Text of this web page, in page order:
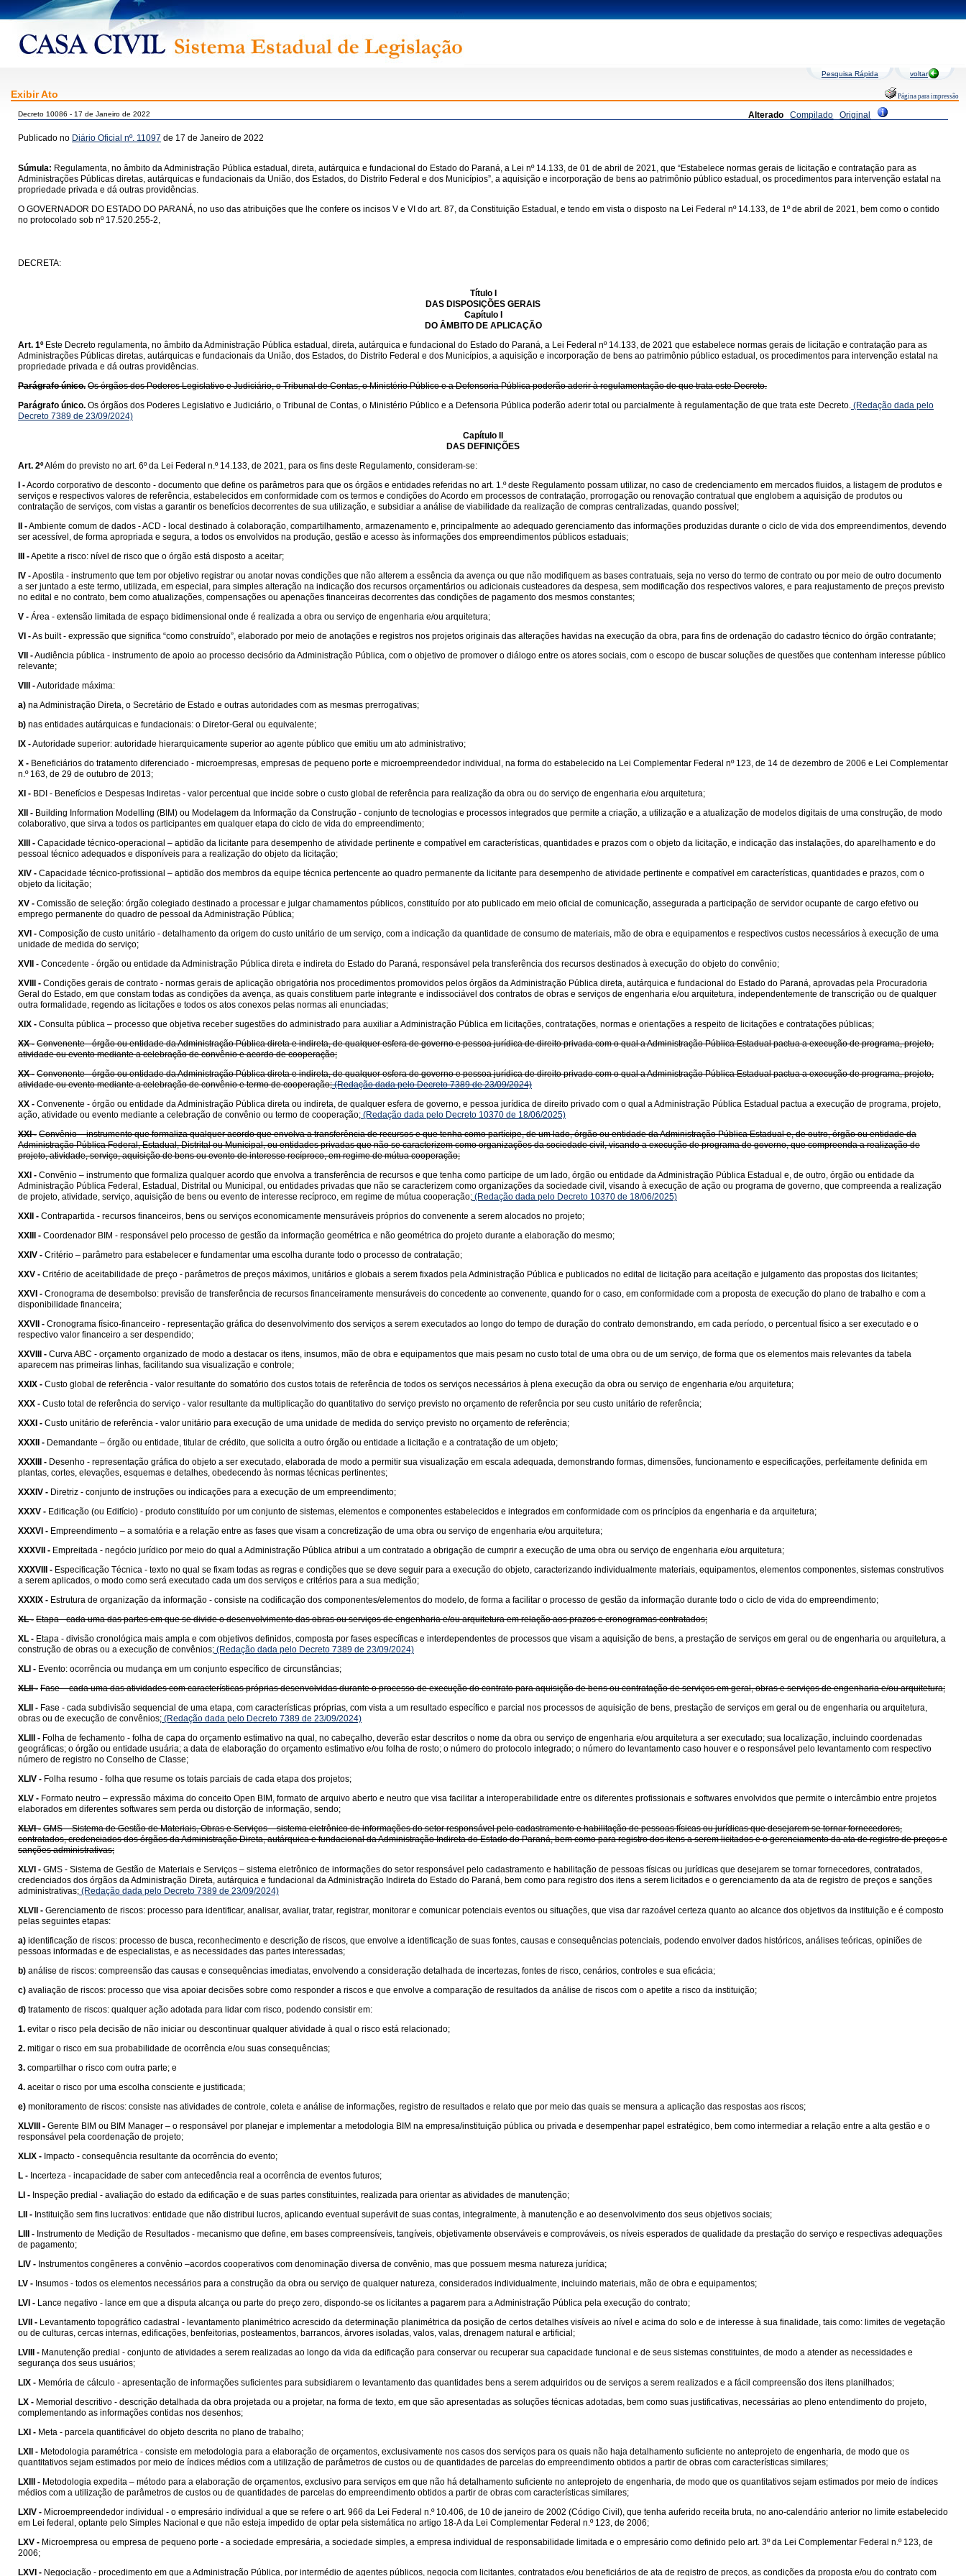
Pesquisa Rápida voltar
Exibir Ato Página para impressão
Alterado Compilado Original
Decreto 10086 - 17 de Janeiro de 2022
Publicado no Diário Oficial nº. 11097 de 17 de Janeiro de 2022
Súmula: Regulamenta, no âmbito da Administração Pública estadual, direta, autárquica e fundacional do Estado do Paraná, a Lei nº 14.133, de 01 de abril de 2021, que “Estabelece normas gerais de licitação e contratação para as
Administrações Públicas diretas, autárquicas e fundacionais da União, dos Estados, do Distrito Federal e dos Municípios”, a aquisição e incorporação de bens ao patrimônio público estadual, os procedimentos para intervenção estatal na
propriedade privada e dá outras providências.
O GOVERNADOR DO ESTADO DO PARANÁ, no uso das atribuições que lhe confere os incisos V e VI do art. 87, da Constituição Estadual, e tendo em vista o disposto na Lei Federal nº 14.133, de 1º de abril de 2021, bem como o contido
no protocolado sob nº 17.520.255-2,
DECRETA:
Título I
DAS DISPOSIÇÕES GERAIS
Capítulo I
DO ÂMBITO DE APLICAÇÃO
Art. 1º Este Decreto regulamenta, no âmbito da Administração Pública estadual, direta, autárquica e fundacional do Estado do Paraná, a Lei Federal nº 14.133, de 2021 que estabelece normas gerais de licitação e contratação para as
Administrações Públicas diretas, autárquicas e fundacionais da União, dos Estados, do Distrito Federal e dos Municípios, a aquisição e incorporação de bens ao patrimônio público estadual, os procedimentos para intervenção estatal na
propriedade privada e dá outras providências.
Parágrafo único. Os órgãos dos Poderes Legislativo e Judiciário, o Tribunal de Contas, o Ministério Público e a Defensoria Pública poderão aderir à regulamentação de que trata este Decreto.
Parágrafo único. Os órgãos dos Poderes Legislativo e Judiciário, o Tribunal de Contas, o Ministério Público e a Defensoria Pública poderão aderir total ou parcialmente à regulamentação de que trata este Decreto. (Redação dada pelo
Decreto 7389 de 23/09/2024)
Capítulo II
DAS DEFINIÇÕES
Art. 2ºAlém do previsto no art. 6º da Lei Federal n.º 14.133, de 2021, para os fins deste Regulamento, consideram-se:
I -Acordo corporativo de desconto - documento que define os parâmetros para que os órgãos e entidades referidas no art. 1.º deste Regulamento possam utilizar, no caso de credenciamento em mercados fluidos, a listagem de produtos e
serviços e respectivos valores de referência, estabelecidos em conformidade com os termos e condições do Acordo em processos de contratação, prorrogação ou renovação contratual que englobem a aquisição de produtos ou
contratação de serviços, com vistas a garantir os benefícios decorrentes de sua utilização, e subsidiar a análise de viabilidade da realização de compras centralizadas, quando possível;
II -Ambiente comum de dados - ACD - local destinado à colaboração, compartilhamento, armazenamento e, principalmente ao adequado gerenciamento das informações produzidas durante o ciclo de vida dos empreendimentos, devendo
ser acessível, de forma apropriada e segura, a todos os envolvidos na produção, gestão e acesso às informações dos empreendimentos públicos estaduais;
III -Apetite a risco: nível de risco que o órgão está disposto a aceitar;
IV -Apostila - instrumento que tem por objetivo registrar ou anotar novas condições que não alterem a essência da avença ou que não modifiquem as bases contratuais, seja no verso do termo de contrato ou por meio de outro documento
a ser juntado a este termo, utilizada, em especial, para simples alteração na indicação dos recursos orçamentários ou adicionais custeadores da despesa, sem modificação dos respectivos valores, e para reajustamento de preços previsto
no edital e no contrato, bem como atualizações, compensações ou apenações financeiras decorrentes das condições de pagamento dos mesmos constantes;
V - Área - extensão limitada de espaço bidimensional onde é realizada a obra ou serviço de engenharia e/ou arquitetura;
VI -As built - expressão que significa “como construído”, elaborado por meio de anotações e registros nos projetos originais das alterações havidas na execução da obra, para fins de ordenação do cadastro técnico do órgão contratante;
VII -Audiência pública - instrumento de apoio ao processo decisório da Administração Pública, com o objetivo de promover o diálogo entre os atores sociais, com o escopo de buscar soluções de questões que contenham interesse público
relevante;
VIII -Autoridade máxima:
a) na Administração Direta, o Secretário de Estado e outras autoridades com as mesmas prerrogativas;
b) nas entidades autárquicas e fundacionais: o Diretor-Geral ou equivalente;
IX -Autoridade superior: autoridade hierarquicamente superior ao agente público que emitiu um ato administrativo;
X - Beneficiários do tratamento diferenciado - microempresas, empresas de pequeno porte e microempreendedor individual, na forma do estabelecido na Lei Complementar Federal nº 123, de 14 de dezembro de 2006 e Lei Complementar
n.º 163, de 29 de outubro de 2013;
XI - BDI - Benefícios e Despesas Indiretas - valor percentual que incide sobre o custo global de referência para realização da obra ou do serviço de engenharia e/ou arquitetura;
XII - Building Information Modelling (BIM) ou Modelagem da Informação da Construção - conjunto de tecnologias e processos integrados que permite a criação, a utilização e a atualização de modelos digitais de uma construção, de modo
colaborativo, que sirva a todos os participantes em qualquer etapa do ciclo de vida do empreendimento;
XIII - Capacidade técnico-operacional – aptidão da licitante para desempenho de atividade pertinente e compatível em características, quantidades e prazos com o objeto da licitação, e indicação das instalações, do aparelhamento e do
pessoal técnico adequados e disponíveis para a realização do objeto da licitação;
XIV - Capacidade técnico-profissional – aptidão dos membros da equipe técnica pertencente ao quadro permanente da licitante para desempenho de atividade pertinente e compatível em características, quantidades e prazos, com o
objeto da licitação;
XV - Comissão de seleção: órgão colegiado destinado a processar e julgar chamamentos públicos, constituído por ato publicado em meio oficial de comunicação, assegurada a participação de servidor ocupante de cargo efetivo ou
emprego permanente do quadro de pessoal da Administração Pública;
XVI - Composição de custo unitário - detalhamento da origem do custo unitário de um serviço, com a indicação da quantidade de consumo de materiais, mão de obra e equipamentos e respectivos custos necessários à execução de uma
unidade de medida do serviço;
XVII - Concedente - órgão ou entidade da Administração Pública direta e indireta do Estado do Paraná, responsável pela transferência dos recursos destinados à execução do objeto do convênio;
XVIII - Condições gerais de contrato - normas gerais de aplicação obrigatória nos procedimentos promovidos pelos órgãos da Administração Pública direta, autárquica e fundacional do Estado do Paraná, aprovadas pela Procuradoria
Geral do Estado, em que constam todas as condições da avença, as quais constituem parte integrante e indissociável dos contratos de obras e serviços de engenharia e/ou arquitetura, independentemente de transcrição ou de qualquer
outra formalidade, regendo as licitações e todos os atos conexos pelas normas ali enunciadas;
XIX - Consulta pública – processo que objetiva receber sugestões do administrado para auxiliar a Administração Pública em licitações, contratações, normas e orientações a respeito de licitações e contratações públicas;
XX - Convenente - órgão ou entidade da Administração Pública direta e indireta, de qualquer esfera de governo e pessoa jurídica de direito privada com o qual a Administração Pública Estadual pactua a execução de programa, projeto,
atividade ou evento mediante a celebração de convênio e acordo de cooperação;
XX - Convenente - órgão ou entidade da Administração Pública direta e indireta, de qualquer esfera de governo e pessoa jurídica de direito privado com o qual a Administração Pública Estadual pactua a execução de programa, projeto,
atividade ou evento mediante a celebração de convênio e termo de cooperação;(Redação dada pelo Decreto 7389 de 23/09/2024)
XX - Convenente - órgão ou entidade da Administração Pública direta ou indireta, de qualquer esfera de governo, e pessoa jurídica de direito privado com o qual a Administração Pública Estadual pactua a execução de programa, projeto,
ação, atividade ou evento mediante a celebração de convênio ou termo de cooperação; (Redação dada pelo Decreto 10370 de 18/06/2025)
XXI - Convênio – instrumento que formaliza qualquer acordo que envolva a transferência de recursos e que tenha como partícipe, de um lado, órgão ou entidade da Administração Pública Estadual e, de outro, órgão ou entidade da
Administração Pública Federal, Estadual, Distrital ou Municipal, ou entidades privadas que não se caracterizem como organizações da sociedade civil, visando a execução de programa de governo, que compreenda a realização de
projeto, atividade, serviço, aquisição de bens ou evento de interesse recíproco, em regime de mútua cooperação;
XXI - Convênio – instrumento que formaliza qualquer acordo que envolva a transferência de recursos e que tenha como partícipe de um lado, órgão ou entidade da Administração Pública Estadual e, de outro, órgão ou entidade da
Administração Pública Federal, Estadual, Distrital ou Municipal, ou entidades privadas que não se caracterizem como organizações da sociedade civil, visando à execução de ação ou programa de governo, que compreenda a realização
de projeto, atividade, serviço, aquisição de bens ou evento de interesse recíproco, em regime de mútua cooperação; (Redação dada pelo Decreto 10370 de 18/06/2025)
XXII - Contrapartida - recursos financeiros, bens ou serviços economicamente mensuráveis próprios do convenente a serem alocados no projeto;
XXIII - Coordenador BIM - responsável pelo processo de gestão da informação geométrica e não geométrica do projeto durante a elaboração do mesmo;
XXIV - Critério – parâmetro para estabelecer e fundamentar uma escolha durante todo o processo de contratação;
XXV - Critério de aceitabilidade de preço - parâmetros de preços máximos, unitários e globais a serem fixados pela Administração Pública e publicados no edital de licitação para aceitação e julgamento das propostas dos licitantes;
XXVI - Cronograma de desembolso: previsão de transferência de recursos financeiramente mensuráveis do concedente ao convenente, quando for o caso, em conformidade com a proposta de execução do plano de trabalho e com a
disponibilidade financeira;
XXVII - Cronograma físico-financeiro - representação gráfica do desenvolvimento dos serviços a serem executados ao longo do tempo de duração do contrato demonstrando, em cada período, o percentual físico a ser executado e o
respectivo valor financeiro a ser despendido;
XXVIII - Curva ABC - orçamento organizado de modo a destacar os itens, insumos, mão de obra e equipamentos que mais pesam no custo total de uma obra ou de um serviço, de forma que os elementos mais relevantes da tabela
aparecem nas primeiras linhas, facilitando sua visualização e controle;
XXIX - Custo global de referência - valor resultante do somatório dos custos totais de referência de todos os serviços necessários à plena execução da obra ou serviço de engenharia e/ou arquitetura;
XXX - Custo total de referência do serviço - valor resultante da multiplicação do quantitativo do serviço previsto no orçamento de referência por seu custo unitário de referência;
XXXI - Custo unitário de referência - valor unitário para execução de uma unidade de medida do serviço previsto no orçamento de referência;
XXXII - Demandante – órgão ou entidade, titular de crédito, que solicita a outro órgão ou entidade a licitação e a contratação de um objeto;
XXXIII - Desenho - representação gráfica do objeto a ser executado, elaborada de modo a permitir sua visualização em escala adequada, demonstrando formas, dimensões, funcionamento e especificações, perfeitamente definida em
plantas, cortes, elevações, esquemas e detalhes, obedecendo às normas técnicas pertinentes;
XXXIV - Diretriz - conjunto de instruções ou indicações para a execução de um empreendimento;
XXXV - Edificação (ou Edifício) - produto constituído por um conjunto de sistemas, elementos e componentes estabelecidos e integrados em conformidade com os princípios da engenharia e da arquitetura;
XXXVI - Empreendimento – a somatória e a relação entre as fases que visam a concretização de uma obra ou serviço de engenharia e/ou arquitetura;
XXXVII - Empreitada - negócio jurídico por meio do qual a Administração Pública atribui a um contratado a obrigação de cumprir a execução de uma obra ou serviço de engenharia e/ou arquitetura;
XXXVIII - Especificação Técnica - texto no qual se fixam todas as regras e condições que se deve seguir para a execução do objeto, caracterizando individualmente materiais, equipamentos, elementos componentes, sistemas construtivos
a serem aplicados, o modo como será executado cada um dos serviços e critérios para a sua medição;
XXXIX - Estrutura de organização da informação - consiste na codificação dos componentes/elementos do modelo, de forma a facilitar o processo de gestão da informação durante todo o ciclo de vida do empreendimento;
XL - Etapa - cada uma das partes em que se divide o desenvolvimento das obras ou serviços de engenharia e/ou arquitetura em relação aos prazos e cronogramas contratados;
XL - Etapa - divisão cronológica mais ampla e com objetivos definidos, composta por fases específicas e interdependentes de processos que visam a aquisição de bens, a prestação de serviços em geral ou de engenharia ou arquitetura, a
construção de obras ou a execução de convênios; (Redação dada pelo Decreto 7389 de 23/09/2024)
XLI - Evento: ocorrência ou mudança em um conjunto específico de circunstâncias;
XLII - Fase – cada uma das atividades com características próprias desenvolvidas durante o processo de execução do contrato para aquisição de bens ou contratação de serviços em geral, obras e serviços de engenharia e/ou arquitetura;
XLII - Fase - cada subdivisão sequencial de uma etapa, com características próprias, com vista a um resultado específico e parcial nos processos de aquisição de bens, prestação de serviços em geral ou de engenharia ou arquitetura,
obras ou de execução de convênios; (Redação dada pelo Decreto 7389 de 23/09/2024)
XLIII - Folha de fechamento - folha de capa do orçamento estimativo na qual, no cabeçalho, deverão estar descritos o nome da obra ou serviço de engenharia e/ou arquitetura a ser executado; sua localização, incluindo coordenadas
geográficas; o órgão ou entidade usuária; a data de elaboração do orçamento estimativo e/ou folha de rosto; o número do protocolo integrado; o número do levantamento caso houver e o responsável pelo levantamento com respectivo
número de registro no Conselho de Classe;
XLIV - Folha resumo - folha que resume os totais parciais de cada etapa dos projetos;
XLV - Formato neutro – expressão máxima do conceito Open BIM, formato de arquivo aberto e neutro que visa facilitar a interoperabilidade entre os diferentes profissionais e softwares envolvidos que permite o intercâmbio entre projetos
elaborados em diferentes softwares sem perda ou distorção de informação, sendo;
XLVI - GMS – Sistema de Gestão de Materiais, Obras e Serviços – sistema eletrônico de informações do setor responsável pelo cadastramento e habilitação de pessoas físicas ou jurídicas que desejarem se tornar fornecedores,
contratados, credenciados dos órgãos da Administração Direta, autárquica e fundacional da Administração Indireta do Estado do Paraná, bem como para registro dos itens a serem licitados e o gerenciamento da ata de registro de preços e
sanções administrativas;
XLVI - GMS - Sistema de Gestão de Materiais e Serviços – sistema eletrônico de informações do setor responsável pelo cadastramento e habilitação de pessoas físicas ou jurídicas que desejarem se tornar fornecedores, contratados,
credenciados dos órgãos da Administração Direta, autárquica e fundacional da Administração Indireta do Estado do Paraná, bem como para registro dos itens a serem licitados e o gerenciamento da ata de registro de preços e sanções
administrativas; (Redação dada pelo Decreto 7389 de 23/09/2024)
XLVII - Gerenciamento de riscos: processo para identificar, analisar, avaliar, tratar, registrar, monitorar e comunicar potenciais eventos ou situações, que visa dar razoável certeza quanto ao alcance dos objetivos da instituição e é composto
pelas seguintes etapas:
a) identificação de riscos: processo de busca, reconhecimento e descrição de riscos, que envolve a identificação de suas fontes, causas e consequências potenciais, podendo envolver dados históricos, análises teóricas, opiniões de
pessoas informadas e de especialistas, e as necessidades das partes interessadas;
b) análise de riscos: compreensão das causas e consequências imediatas, envolvendo a consideração detalhada de incertezas, fontes de risco, cenários, controles e sua eficácia;
c) avaliação de riscos: processo que visa apoiar decisões sobre como responder a riscos e que envolve a comparação de resultados da análise de riscos com o apetite a risco da instituição;
d) tratamento de riscos: qualquer ação adotada para lidar com risco, podendo consistir em:
1. evitar o risco pela decisão de não iniciar ou descontinuar qualquer atividade à qual o risco está relacionado;
2. mitigar o risco em sua probabilidade de ocorrência e/ou suas consequências;
3. compartilhar o risco com outra parte; e
4. aceitar o risco por uma escolha consciente e justificada;
e) monitoramento de riscos: consiste nas atividades de controle, coleta e análise de informações, registro de resultados e relato que por meio das quais se mensura a aplicação das respostas aos riscos;
XLVIII - Gerente BIM ou BIM Manager – o responsável por planejar e implementar a metodologia BIM na empresa/instituição pública ou privada e desempenhar papel estratégico, bem como intermediar a relação entre a alta gestão e o
responsável pela coordenação de projeto;
XLIX - Impacto - consequência resultante da ocorrência do evento;
L - Incerteza - incapacidade de saber com antecedência real a ocorrência de eventos futuros;
LI - Inspeção predial - avaliação do estado da edificação e de suas partes constituintes, realizada para orientar as atividades de manutenção;
LII - Instituição sem fins lucrativos: entidade que não distribui lucros, aplicando eventual superávit de suas contas, integralmente, à manutenção e ao desenvolvimento dos seus objetivos sociais;
LIII - Instrumento de Medição de Resultados - mecanismo que define, em bases compreensíveis, tangíveis, objetivamente observáveis e comprováveis, os níveis esperados de qualidade da prestação do serviço e respectivas adequações
de pagamento;
LIV - Instrumentos congêneres a convênio –acordos cooperativos com denominação diversa de convênio, mas que possuem mesma natureza jurídica;
LV - Insumos - todos os elementos necessários para a construção da obra ou serviço de qualquer natureza, considerados individualmente, incluindo materiais, mão de obra e equipamentos;
LVI - Lance negativo - lance em que a disputa alcança ou parte do preço zero, dispondo-se os licitantes a pagarem para a Administração Pública pela execução do contrato;
LVII - Levantamento topográfico cadastral - levantamento planimétrico acrescido da determinação planimétrica da posição de certos detalhes visíveis ao nível e acima do solo e de interesse à sua finalidade, tais como: limites de vegetação
ou de culturas, cercas internas, edificações, benfeitorias, posteamentos, barrancos, árvores isoladas, valos, valas, drenagem natural e artificial;
LVIII - Manutenção predial - conjunto de atividades a serem realizadas ao longo da vida da edificação para conservar ou recuperar sua capacidade funcional e de seus sistemas constituintes, de modo a atender as necessidades e
segurança dos seus usuários;
LIX - Memória de cálculo - apresentação de informações suficientes para subsidiarem o levantamento das quantidades bens a serem adquiridos ou de serviços a serem realizados e a fácil compreensão dos itens planilhados;
LX - Memorial descritivo - descrição detalhada da obra projetada ou a projetar, na forma de texto, em que são apresentadas as soluções técnicas adotadas, bem como suas justificativas, necessárias ao pleno entendimento do projeto,
complementando as informações contidas nos desenhos;
LXI - Meta - parcela quantificável do objeto descrita no plano de trabalho;
LXII - Metodologia paramétrica - consiste em metodologia para a elaboração de orçamentos, exclusivamente nos casos dos serviços para os quais não haja detalhamento suficiente no anteprojeto de engenharia, de modo que os
quantitativos sejam estimados por meio de índices médios com a utilização de parâmetros de custos ou de quantidades de parcelas do empreendimento obtidos a partir de obras com características similares;
LXIII - Metodologia expedita – método para a elaboração de orçamentos, exclusivo para serviços em que não há detalhamento suficiente no anteprojeto de engenharia, de modo que os quantitativos sejam estimados por meio de índices
médios com a utilização de parâmetros de custos ou de quantidades de parcelas do empreendimento obtidos a partir de obras com características similares;
LXIV - Microempreendedor individual - o empresário individual a que se refere o art. 966 da Lei Federal n.º 10.406, de 10 de janeiro de 2002 (Código Civil), que tenha auferido receita bruta, no ano-calendário anterior no limite estabelecido
em Lei federal, optante pelo Simples Nacional e que não esteja impedido de optar pela sistemática no artigo 18-A da Lei Complementar Federal n.º 123, de 2006;
LXV - Microempresa ou empresa de pequeno porte - a sociedade empresária, a sociedade simples, a empresa individual de responsabilidade limitada e o empresário como definido pelo art. 3º da Lei Complementar Federal n.º 123, de
2006;
LXVI - Negociação - procedimento em que a Administração Pública, por intermédio de agentes públicos, negocia com licitantes, contratados e/ou beneficiários de ata de registro de preços, as condições da proposta e/ou do contrato com